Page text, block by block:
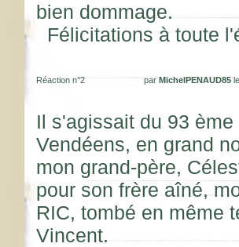
bien dommage.
Félicitations à toute
Réaction n°2 par MichelPENAUD85
Il s'agissait du 93
Vendéens, en grand
mon grand-père,
pour son frère aîné,
RIC, tombé en même
Vincent.